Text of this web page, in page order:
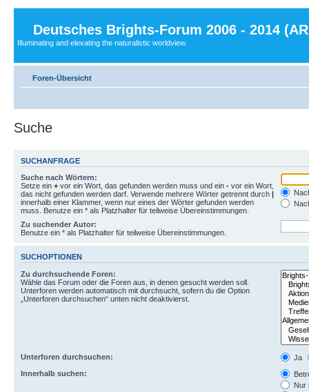
Deutsches Brights-Forum 2006 - 2014
Illuminating and elevating the naturalistic worldview.
Foren-Übersicht
Suche
SUCHANFRAGE
Suche nach Wörtern:
Setze ein + vor ein Wort, das gefunden werden muss und ein - vor ein Wort,
das nicht gefunden werden darf. Verwende mehrere Wörter getrennt durch |
innerhalb einer Klammer, wenn nur eines der Wörter gefunden werden
muss. Benutze ein * als Platzhalter für teilweise Übereinstimmungen.
Zu suchender Autor:
Benutze ein * als Platzhalter für teilweise Übereinstimmungen.
SUCHOPTIONEN
Zu durchsuchende Foren:
Wähle das Forum oder die Foren aus, in denen gesucht werden soll.
Unterforen werden automatisch mit durchsucht, sofern du die Option
„Unterforen durchsuchen“ unten nicht deaktivierst.
Unterforen durchsuchen:
Ja
Innerhalb suchen:
Nur